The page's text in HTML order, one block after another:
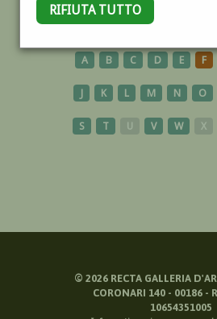
RIFIUTA TUTTO
MANICHINO
A B C D E F
J K L M N O
S T U V W X
© 2026RECTA GALLERIA
CORONARI 140 - 00186 -
10654351005